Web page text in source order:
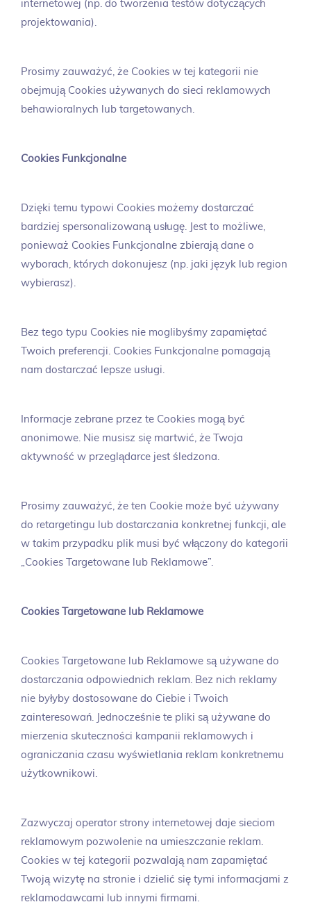
internetowej (np. do tworzenia testów dotyczących
projektowania).
Prosimy zauważyć, że Cookies w tej kategorii nie
obejmują Cookies używanych do sieci reklamowych
behawioralnych lub targetowanych.
Cookies Funkcjonalne
Dzięki temu typowi Cookies możemy dostarczać
bardziej spersonalizowaną usługę. Jest to możliwe,
ponieważ Cookies Funkcjonalne zbierają dane o
wyborach, których dokonujesz (np. jaki język lub region
wybierasz).
Bez tego typu Cookies nie moglibyśmy zapamiętać
Twoich preferencji. Cookies Funkcjonalne pomagają
nam dostarczać lepsze usługi.
Informacje zebrane przez te Cookies mogą być
anonimowe. Nie musisz się martwić, że Twoja
aktywność w przeglądarce jest śledzona.
Prosimy zauważyć, że ten Cookie może być używany
do retargetingu lub dostarczania konkretnej funkcji, ale
w takim przypadku plik musi być włączony do kategorii
„Cookies Targetowane lub Reklamowe”.
Cookies Targetowane lub Reklamowe
Cookies Targetowane lub Reklamowe są używane do
dostarczania odpowiednich reklam. Bez nich reklamy
nie byłyby dostosowane do Ciebie i Twoich
zainteresowań. Jednocześnie te pliki są używane do
mierzenia skuteczności kampanii reklamowych i
ograniczania czasu wyświetlania reklam konkretnemu
użytkownikowi.
Zazwyczaj operator strony internetowej daje sieciom
reklamowym pozwolenie na umieszczanie reklam.
Cookies w tej kategorii pozwalają nam zapamiętać
Twoją wizytę na stronie i dzielić się tymi informacjami z
reklamodawcami lub innymi firmami.